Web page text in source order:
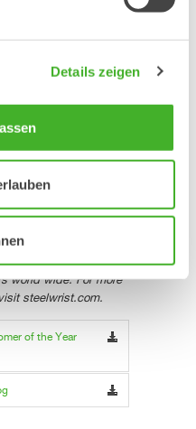
Details zeigen
AB
702619811
tiltrotators, quick
and modern
has been appreciated
world wide. For more
steelwrist.com.
of the Year